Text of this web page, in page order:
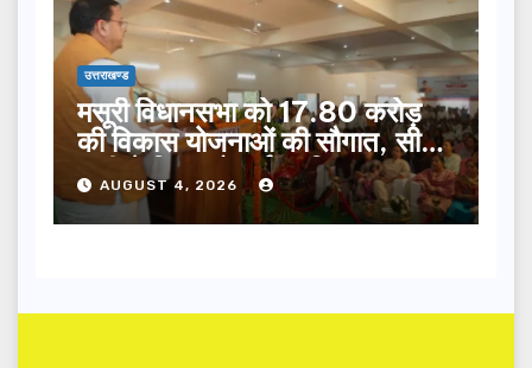
उत्तराखण्ड
मसूरी विधानसभा को 17.80 करोड़
की विकास योजनाओं की सौगात, सीएम
धामी ने किया लोकार्पण-शिलान्यास.
AUGUST 4, 2026